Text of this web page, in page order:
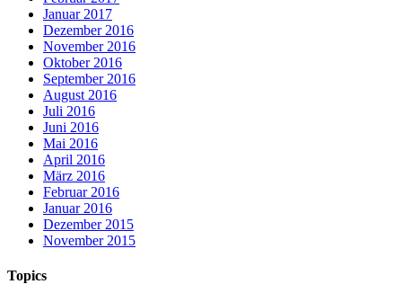
Januar 2017
Dezember 2016
November 2016
Oktober 2016
September 2016
August 2016
Juli 2016
Juni 2016
Mai 2016
April 2016
März 2016
Februar 2016
Januar 2016
Dezember 2015
November 2015
Topics